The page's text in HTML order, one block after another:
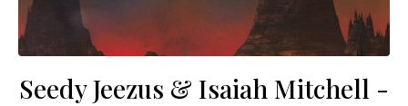
Seedy Jeezus & Isaiah Mitchell -